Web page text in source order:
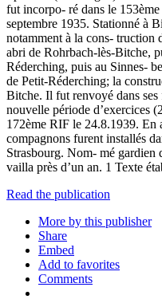
fut incorpo- ré dans le
septembre 1935. Stationné à
notamment à la cons- truction
abri de Rohrbach-lès-Bitche,
Réderching, puis au Sinnes-
de Petit-Réderching; la
Bitche. Il fut renvoyé dans
nouvelle période d’exercices
172ème RIF le 24.8.1939. En
compagnons furent installés
Strasbourg. Nom- mé gardien
vailla près d’un an. 1 Texte
Read the publication
More by this publisher
Share
Embed
Add to favorites
Comments